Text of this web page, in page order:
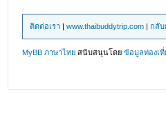
ติดต่อเรา |www.thaibuddytrip.com |กลั
MyBB ภาษาไทย สนับสนุนโดยข้อมูลท่องเที่